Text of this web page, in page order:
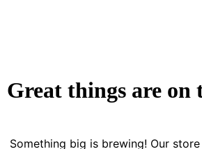
Great things are on
Something big is brewing! Our